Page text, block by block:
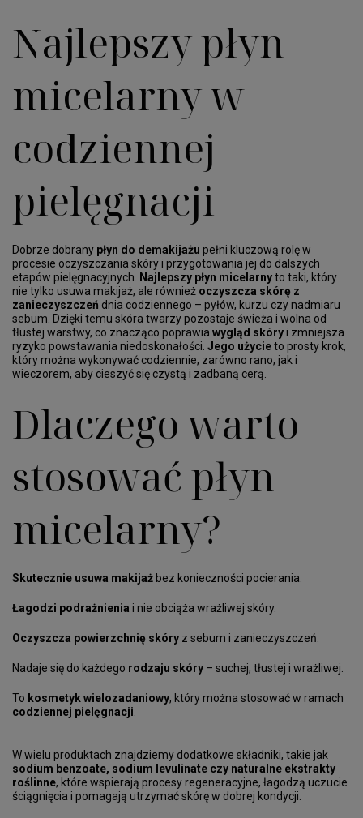
Najlepszy płyn
micelarny w
codziennej
pielęgnacji
Dobrze dobrany płyn do demakijażu pełni kluczową rolę w
procesie oczyszczania skóry i przygotowania jej do dalszych
etapów pielęgnacyjnych.
Najlepszy płyn micelarnyto taki, który
nie tylko usuwa makijaż, ale również oczyszcza skórę z
zanieczyszczeń dnia codziennego – pyłów, kurzu czy nadmiaru
sebum. Dzięki temu skóra twarzy pozostaje świeża i wolna od
tłustej warstwy, co znacząco poprawia wygląd skóryi zmniejsza
ryzyko powstawania niedoskonałości. Jego użycieto prosty krok,
który można wykonywać codziennie, zarówno rano, jak i
wieczorem, aby cieszyć się czystą i zadbaną cerą.
Dlaczego warto
stosować płyn
micelarny?
Skutecznie usuwa makijaż bez konieczności pocierania.
Łagodzi podrażnienia i nie obciąża wrażliwej skóry.
Oczyszcza powierzchnię skóry z sebum i zanieczyszczeń.
Nadaje się do każdego rodzaju skóry – suchej, tłustej i wrażliwej.
To kosmetyk wielozadaniowy, który można stosować w ramach
codziennej pielęgnacji
W wielu produktach znajdziemy dodatkowe składniki, takie jak
sodium benzoate, sodium levulinate czy naturalne ekstrakty
roślinne, które wspierają procesy regeneracyjne, łagodzą uczucie
ściągnięcia i pomagają utrzymać skórę w dobrej kondycji.